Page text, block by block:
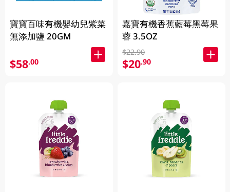
寶寶百味有機嬰幼兒紫菜
無添加鹽 20GM
$58.00
嘉寶有機香蕉藍莓黑莓果
蓉 3.5OZ
$22.90
$20.90